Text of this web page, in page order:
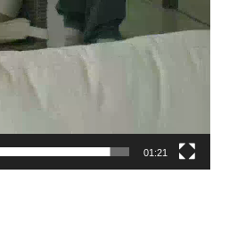
01:21